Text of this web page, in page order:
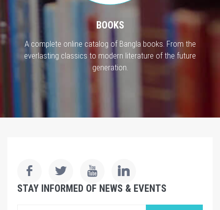
BOOKS
A complete online catalog of Bangla books. From the
everlasting classics to modern literature of the future
generation.
STAY INFORMED OF NEWS & EVENTS